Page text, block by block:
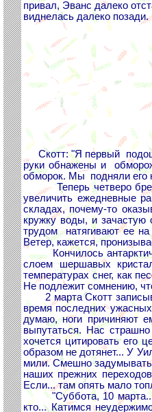
привал, Эванс далеко
виднелась далеко позади.
Скотт: "Я первый
руки обнажены и
обморок. Мы подняли его
Теперь четверо
увеличить ежедневные
складах, почему-то
кружку воды, и зачастую
трудом натягивают ее
Ветер, кажется,
Кончилось
слоем шершавых
температурах снег, как
Не подлежит сомнению,
2 марта Скотт
время последних
думаю, ноги причиняют
выпутаться. Нас
хочется цитировать его
образом не дотянет... У
мили. Смешно
наших прежних
Если... там опять мало
"Суббота, 10 марта...
кто... Катимся